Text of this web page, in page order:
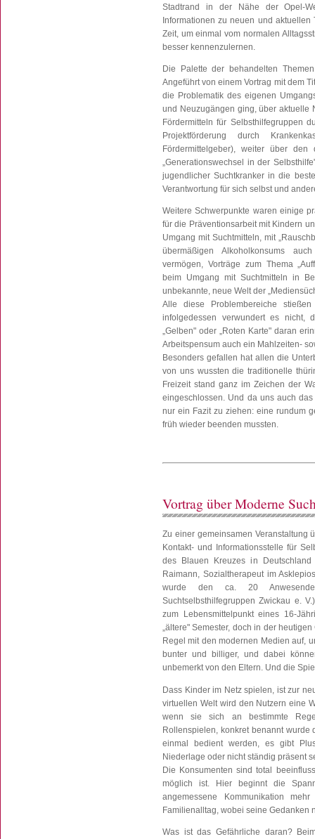
Stadtrand in der Nähe der Opel-
Informationen zu neuen und
Zeit, um einmal vom normalen
besser kennenzulernen.
Die Palette der behandelten
Angeführt von einem Vortrag mit dem
die Problematik des eigenen
und Neuzugängen ging, über aktuelle
Fördermitteln für Selbsthilfegruppen
Projektförderung durch
Fördermittelgeber), weiter über
„Generationswechsel in der
jugendlicher Suchtkranker in die
Verantwortung für sich selbst und
Weitere Schwerpunkte waren einige
für die Präventionsarbeit mit Kindern
Umgang mit Suchtmitteln, mit
übermäßigen Alkoholkonsums
vermögen, Vorträge zum Thema
beim Umgang mit Suchtmitteln in
unbekannte, neue Welt der
Alle diese Problembereiche
infolgedessen verwundert es nicht,
„Gelben" oder „Roten Karte" daran
Arbeitspensum auch ein Mahlzeiten-
Besonders gefallen hat allen die
von uns wussten die traditionelle
Freizeit stand ganz im Zeichen der
eingeschlossen. Und da uns auch
nur ein Fazit zu ziehen: eine rundum
früh wieder beenden mussten.
Vortrag über Moderne
Zu einer gemeinsamen Veranstaltung
Kontakt- und Informationsstelle für
des Blauen Kreuzes in
Raimann, Sozialtherapeut im
wurde den ca. 20
Suchtselbsthilfegruppen Zwickau e.
zum Lebensmittelpunkt eines 16-
„ältere" Semester, doch in der
Regel mit den modernen Medien auf,
bunter und billiger, und dabei
unbemerkt von den Eltern. Und die
Dass Kinder im Netz spielen, ist zur
virtuellen Welt wird den Nutzern eine
wenn sie sich an bestimmte
Rollenspielen, konkret benannt wurde
einmal bedient werden, es gibt
Niederlage oder nicht ständig präsent
Die Konsumenten sind total
möglich ist. Hier beginnt die
angemessene Kommunikation
Familienalltag, wobei seine Gedanken
Was ist das Gefährliche daran?